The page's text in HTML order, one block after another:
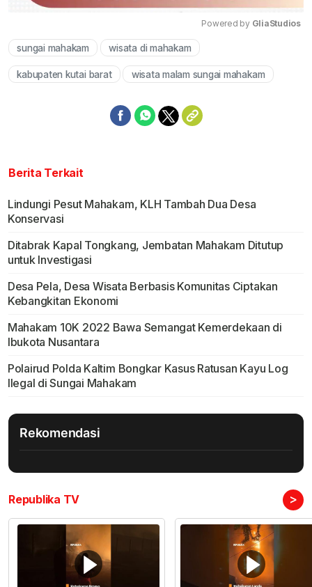
Powered by GliaStudios
sungai mahakam wisata di mahakam
kabupaten kutai barat wisata malam sungai mahakam
Berita Terkait
Lindungi Pesut Mahakam, KLH Tambah Dua Desa
Konservasi
Ditabrak Kapal Tongkang, Jembatan Mahakam Ditutup
untuk Investigasi
Desa Pela, Desa Wisata Berbasis Komunitas Ciptakan
Kebangkitan Ekonomi
Mahakam 10K 2022 Bawa Semangat Kemerdekaan di
Ibukota Nusantara
Polairud Polda Kaltim Bongkar Kasus Ratusan Kayu Log
Ilegal di Sungai Mahakam
Rekomendasi
Republika TV >